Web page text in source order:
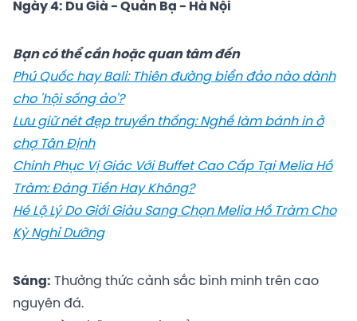
Ngày 4: Du Già - Quản Bạ - Hà Nội
Bạn có thể cần hoặc quan tâm đến
Phú Quốc hay Bali: Thiên đường biển đảo nào dành
cho 'hội sống ảo'?
Lưu giữ nét đẹp truyền thống: Nghề làm bánh in ở
chợ Tân Định
Chinh Phục Vị Giác Với Buffet Cao Cấp Tại Melia Hồ
Tràm: Đáng Tiền Hay Không?
Hé Lộ Lý Do Giới Giàu Sang Chọn Melia Hồ Tràm Cho
Kỳ Nghỉ Dưỡng
Sáng: Thưởng thức cảnh sắc bình minh trên cao
nguyên đá.